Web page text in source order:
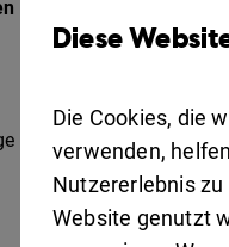
Apps
iOS
Diese
Die Cookies, die
verwenden,
Nutzererlebnis
Website genutzt